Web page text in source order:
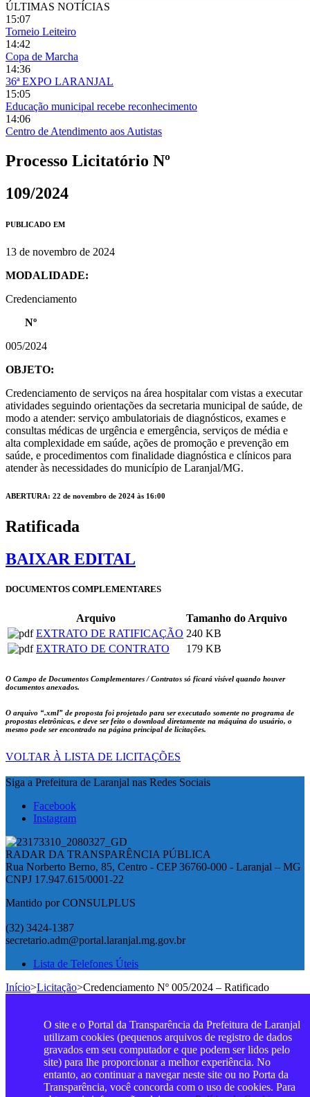
ÚLTIMAS NOTÍCIAS
15:07
Torneio Leiteiro
14:42
Copa de Marcha
14:36
36ª EXPO LARANJAL
15:05
Educação municipal recebe reconhecimento
14:06
Centro de Atendimento aos Autistas
Processo Licitatório Nº
109/2024
PUBLICADO EM
13 de novembro de 2024
MODALIDADE:
Credenciamento
Nº
005/2024
OBJETO:
Credenciamento de serviços na área hospitalar com vistas a executar
atividades seguindo orientações da secretaria municipal de saúde, de
modo a atender: serviço ambulatoriais de diagnósticos, exames e
consultas médicas de urgência e emergência, serviços de média e
alta complexidade em saúde, ações de promoção e prevenção em
saúde, e procedimentos com finalidade diagnóstica e clínicos para
atender às necessidades do município de Laranjal/MG.
ABERTURA: 22 de novembro de 2024 às 16:00
Ratificada
BAIXAR EDITAL
DOCUMENTOS COMPLEMENTARES
Arquivo
Tamanho do Arquivo
EXTRATO DE RATIFICAÇÃO 240 KB
EXTRATO DE CONTRATO
179 KB
O Campo de Documentos Complementares / Contratos só ficará visível quando houver
documentos anexados.
O arquivo “.xml” de proposta foi projetado para ser executado somente no programa de
propostas eletrônicas, e deve ser feito o download diretamente na máquina do usuário, o
mesmo pode ser encontrado na página principal de licitações.
VOLTAR À LISTA DE LICITAÇÕES
Siga a Prefeitura de Laranjal nas Redes Sociais
Facebook
Instagram
RADAR DA TRANSPARÊNCIA PÚBLICA
Rua Norberto Berno, 85, Centro - CEP 36760-000 - Laranjal – MG
CNPJ 17.947.615/0001-22
Mantido por CONSULPLUS
(32) 3424-1387
secretario.adm@portal.laranjal.mg.gov.br
Lista de Telefones Úteis
Início>Licitação>Credenciamento Nº 005/2024 – Ratificado
O site e o Portal da Transparência da Prefeitura de Laranjal
utilizam cookies (pequenos arquivos de registro de dados
gravados em seu computador e que podem ser lidos pelo
site) para lhe proporcionar a melhor experiência. No
entanto, ao continuar a navegar neste site ou no Porta da
Transparência, você concorda com o uso de cookies. Para